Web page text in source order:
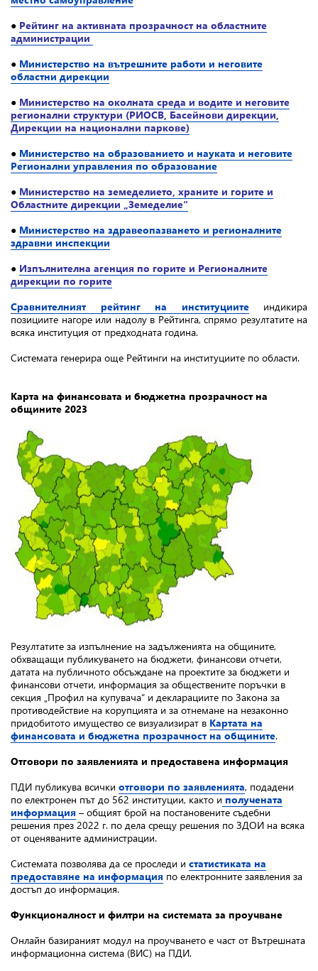
● Рейтинг на активната прозрачност на областните
администрации
● Министерство на вътрешните работи и неговите
областни дирекции
● Министерство на околната среда и водите и неговите
регионални структури (РИОСВ, Басейнови дирекции,
Дирекции на национални паркове)
● Министерство на образованието и науката и неговите
Регионални управления по образование
● Министерство на земеделието, храните и горите и
Областните дирекции „Земеделие“
● Министерство на здравеопазването и регионалните
здравни инспекции
● Изпълнителна агенция по горите и Регионалните
дирекции по горите
Сравнителният рейтинг на институциитеиндикира
позициите нагоре или надолу в Рейтинга, спрямо резултатите на
всяка институция от предходната година.
Системата генерира още Рейтинги на институциите по области.
Карта на финансовата и бюджетна прозрачност на
общините 2023
Резултатите за изпълнение на задълженията на общините,
обхващащи публикуването на бюджети, финансови отчети,
датата на публичното обсъждане на проектите за бюджети и
финансови отчети, информация за обществените поръчки в
секция „Профил на купувача“ и декларациите по Закона за
противодействие на корупцията и за отнемане на незаконно
придобитото имущество се визуализират в Картата на
финансовата и бюджетна прозрачност на общините.
Отговори по заявленията и предоставена информация
ПДИ публикува всички отговори по заявленията, подадени
по електронен път до 562 институции, както и получената
информация – общият брой на постановените съдебни
решения през 2022 г. по дела срещу решения по ЗДОИ на всяка
от оценяваните администрации.
Системата позволява да се проследи и статистиката на
предоставяне на информация по електронните заявления за
достъп до информация.
Функционалност и филтри на системата за проучване
Онлайн базираният модул на проучването е част от Вътрешната
информационна система (ВИС) на ПДИ.